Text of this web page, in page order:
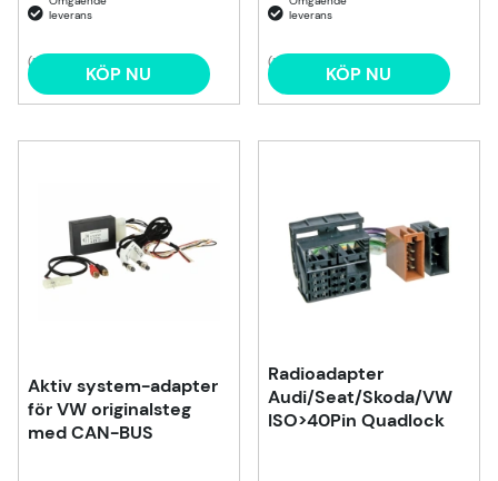
(1) KÖP NU (1) KÖP NU
Aktiv system-adapter
för VW originalsteg
med CAN-BUS
Radioadapter
Audi/Seat/Skoda/VW
ISO>40Pin Quadlock